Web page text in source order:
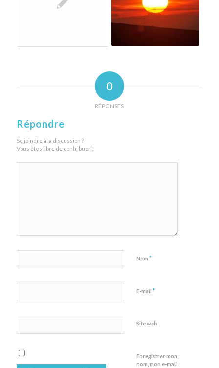
0
RÉPONSES
Répondre
Se joindre à la discussion ?
Vous êtes libre de contribuer !
Nom *
E-mail *
Site web
Enregistrer mon
nom, mon e-mail